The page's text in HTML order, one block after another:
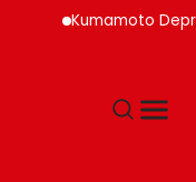
Kumamoto